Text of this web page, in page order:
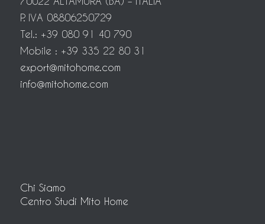
P. IVA 08806250729
Tel.: +39 080 91 40 790
Mobile : +39 335 22 80 31
export@mitohome.com
info@mitohome.com
Chi Siamo
Centro Studi Mito Home